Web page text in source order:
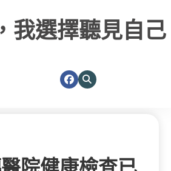
我選擇聽見自己